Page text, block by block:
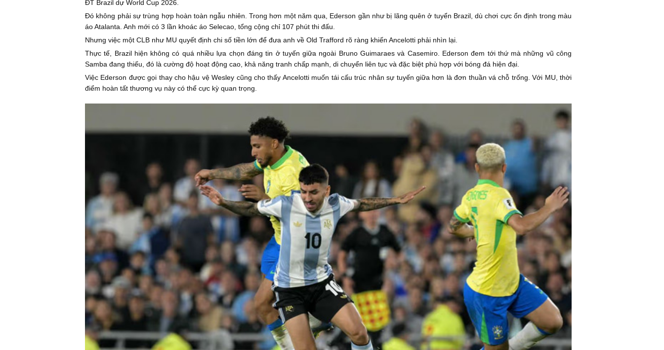
ĐT Brazil dự World Cup 2026.
Đó không phải sự trùng hợp hoàn toàn ngẫu nhiên. Trong hơn một năm qua, Ederson gần như bị lãng quên ở tuyển Brazil, dù chơi cực ổn định trong màu
áo Atalanta. Anh mới có 3 lần khoác áo Selecao, tổng cộng chỉ 107 phút thi đấu.
Nhưng việc một CLB như MU quyết định chi số tiền lớn để đưa anh về Old Trafford rõ ràng khiến Ancelotti phải nhìn lại.
Thực tế, Brazil hiện không có quá nhiều lựa chọn đáng tin ở tuyến giữa ngoài Bruno Guimaraes và Casemiro. Ederson đem tới thứ mà những vũ công
Samba đang thiếu, đó là cường độ hoạt động cao, khả năng tranh chấp mạnh, di chuyển liên tục và đặc biệt phù hợp với bóng đá hiện đại.
Việc Ederson được gọi thay cho hậu vệ Wesley cũng cho thấy Ancelotti muốn tái cấu trúc nhân sự tuyến giữa hơn là đơn thuần vá chỗ trống. Với MU, thời
điểm hoàn tất thương vụ này có thể cực kỳ quan trọng.